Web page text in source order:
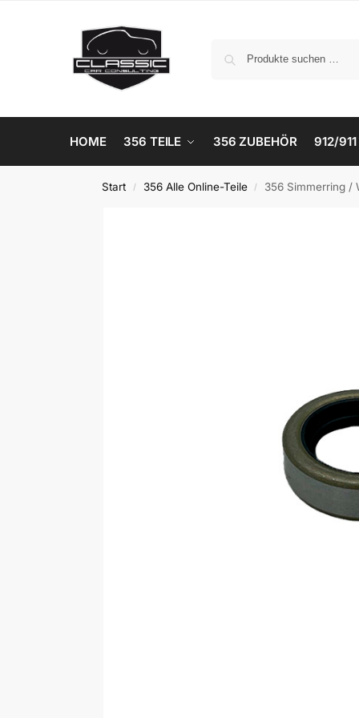
HOME 356 TEILE 356 ZUBEHÖR 912/911
Start / 356 Alle Online-Teile / 356 Simmerring /